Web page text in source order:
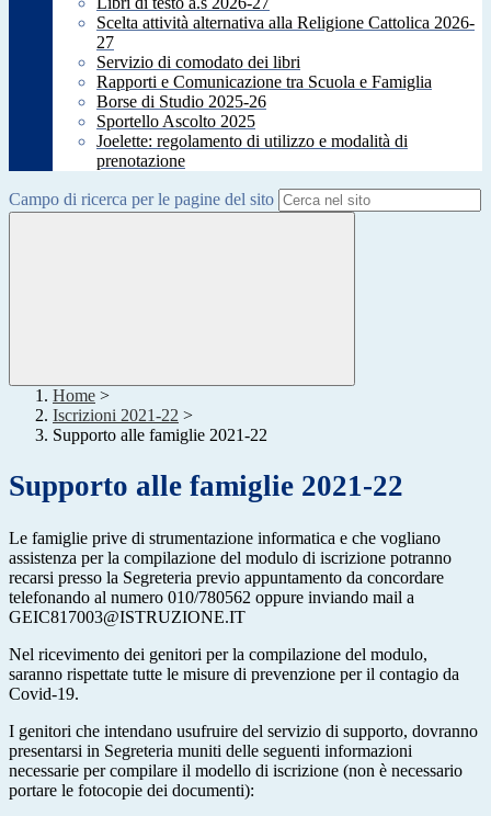
Scelta attività alternativa alla Religione Cattolica 2026-
27
Servizio di comodato dei libri
Rapporti e Comunicazione tra Scuola e Famiglia
Borse di Studio 2025-26
Sportello Ascolto 2025
Joelette: regolamento di utilizzo e modalità di
prenotazione
Campo di ricerca per le pagine del sito
Home >
Iscrizioni 2021-22 >
Supporto alle famiglie 2021-22
Supporto alle famiglie 2021-22
Le famiglie prive di strumentazione informatica e che vogliano
assistenza per la compilazione del modulo di iscrizione potranno
recarsi presso la Segreteria previo appuntamento da concordare
telefonando al numero 010/780562 oppure inviando mail a
GEIC817003@ISTRUZIONE.IT
Nel ricevimento dei genitori per la compilazione del modulo,
saranno rispettate tutte le misure di prevenzione per il contagio da
Covid-19.
I genitori che intendano usufruire del servizio di supporto, dovranno
presentarsi in Segreteria muniti delle seguenti informazioni
necessarie per compilare il modello di iscrizione (non è necessario
portare le fotocopie dei documenti):